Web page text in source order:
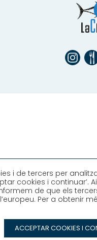
CONTACTE
TREBALLA AMB
i de tercers per
cookies i continuar’.
de que els
Per a obtenir
ACCEPTAR COOKIES I